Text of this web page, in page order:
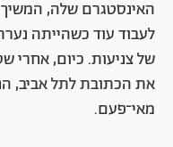
האינסטגרם שלה,
לעבוד עוד כשהייתה
של צניעות. כיום, אחרי
את הכתובת לתל אביב,
מאי־פעם.